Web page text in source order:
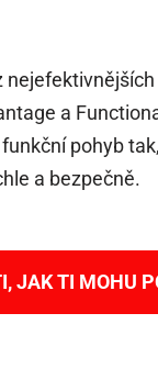
a
pohyb
a bezpečně.
JAK TI MOHU